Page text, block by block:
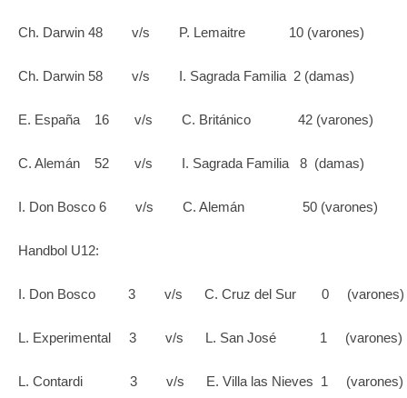
Ch. Darwin 48 v/s P. Lemaitre 10 (varones)
Ch. Darwin 58 v/s I. Sagrada Familia 2 (damas)
E. España 16 v/s C. Británico 42 (varones)
C. Alemán 52 v/s I. Sagrada Familia 8 (damas)
I. Don Bosco 6 v/s C. Alemán 50 (varones)
Handbol U12:
I. Don Bosco 3 v/s C. Cruz del Sur 0 (varones)
L. Experimental 3 v/s L. San José 1 (varones)
L. Contardi 3 v/s E. Villa las Nieves 1 (varones)